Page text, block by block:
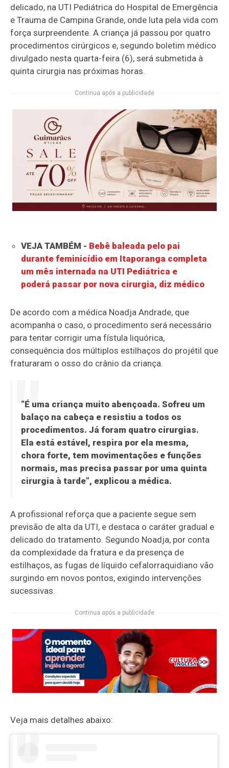
delicado, na UTI Pediátrica do Hospital de Emergência
e Trauma de Campina Grande, onde luta pela vida com
força surpreendente. A criança já passou por quatro
procedimentos cirúrgicos e, segundo boletim médico
divulgado nesta quarta-feira (6), será submetida à
quinta cirurgia nas próximas horas.
Continua após a publicidade
VEJA TAMBÉM - Bebê baleada pelo pai
durante feminicídio em Itaporanga completa
um mês internada na UTI Pediátrica e
poderá passar por nova cirurgia, diz médico
De acordo com a médica Noadja Andrade, que
acompanha o caso, o procedimento será necessário
para tentar corrigir uma fístula liquórica,
consequência dos múltiplos estilhaços do projétil que
fraturaram o osso do crânio da criança.
“É uma criança muito abençoada. Sofreu um
balaço na cabeça e resistiu a todos os
procedimentos. Já foram quatro cirurgias.
Ela está estável, respira por ela mesma,
chora forte, tem movimentações e funções
normais, mas precisa passar por uma quinta
cirurgia à tarde”, explicou a médica.
A profissional reforça que a paciente segue sem
previsão de alta da UTI, e destaca o caráter gradual e
delicado do tratamento. Segundo Noadja, por conta
da complexidade da fratura e da presença de
estilhaços, as fugas de líquido cefalorraquidiano vão
surgindo em novos pontos, exigindo intervenções
sucessivas.
Continua após a publicidade
Veja mais detalhes abaixo: